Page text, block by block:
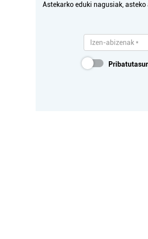
Astekarko eduki nagusiak,